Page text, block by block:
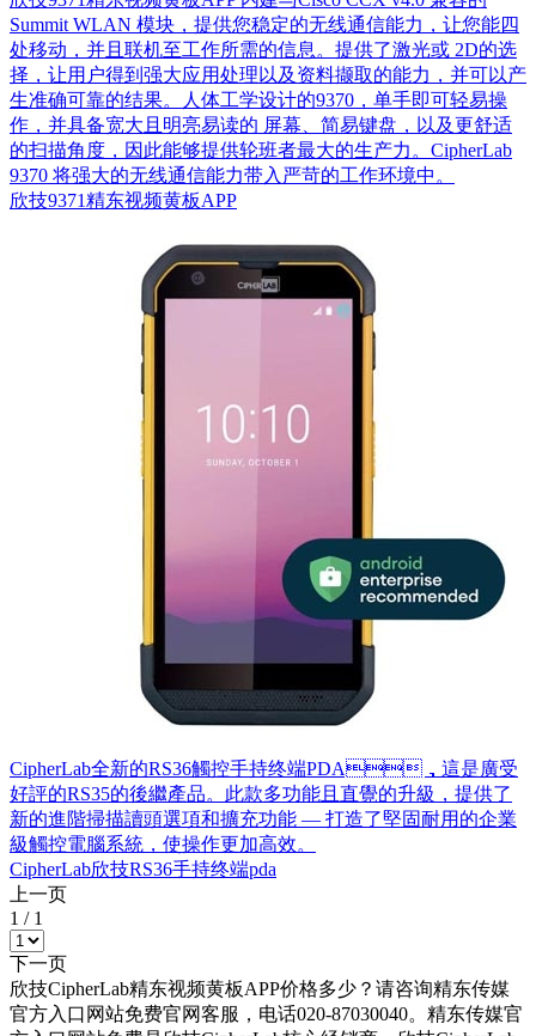
Summit WLAN 模块，提供您稳定的无线通信能力，让您能四
处移动，并且联机至工作所需的信息。提供了激光或 2D的选
择，让用户得到强大应用处理以及资料撷取的能力，并可以产
生准确可靠的结果。人体工学设计的9370，单手即可轻易操
作，并具备宽大且明亮易读的 屏幕、简易键盘，以及更舒适
的扫描角度，因此能够提供轮班者最大的生产力。CipherLab
9370 将强大的无线通信能力带入严苛的工作环境中。
欣技9371精东视频黄板APP
CipherLab全新的RS36觸控手持终端PDA，這是廣受
好評的RS35的後繼產品。此款多功能且直覺的升級，提供了
新的進階掃描讀頭選項和擴充功能 — 打造了堅固耐用的企業
級觸控電腦系統，使操作更加高效。
CipherLab欣技RS36手持终端pda
上一页
1 / 1
下一页
欣技CipherLab精东视频黄板APP价格多少？请咨询精东传媒
官方入口网站免费官网客服，电话020-87030040。精东传媒官